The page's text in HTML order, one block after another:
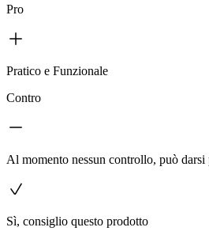
Pro
Pratico e Funzionale
Contro
Al momento nessun controllo, può darsi
Sì, consiglio questo prodotto